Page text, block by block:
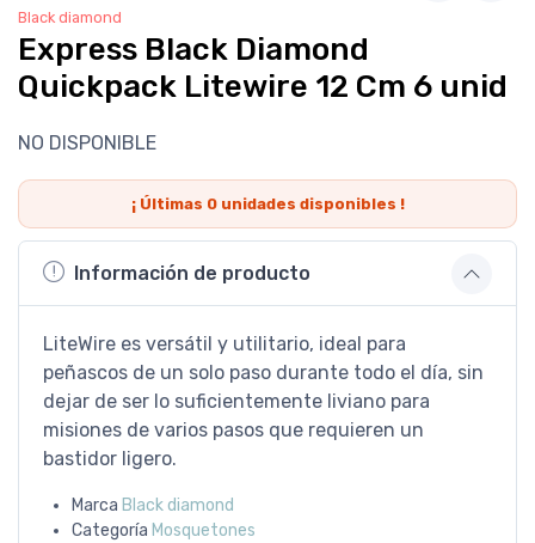
Black diamond
Express Black Diamond
Quickpack Litewire 12 Cm 6 unid
NO DISPONIBLE
¡ Últimas 0unidades disponibles !
Información de producto
LiteWire es versátil y utilitario, ideal para
peñascos de un solo paso durante todo el día, sin
dejar de ser lo suficientemente liviano para
misiones de varios pasos que requieren un
bastidor ligero.
Marca Black diamond
Categoría Mosquetones